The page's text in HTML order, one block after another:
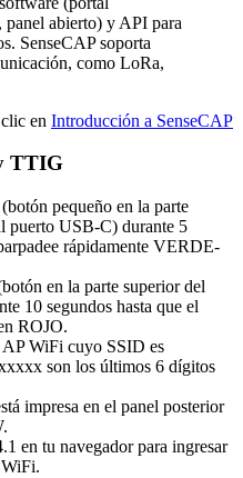
abierto) y API para
SenseCAP soporta
como LoRa,
en Introducción a SenseCAP
TTIG
pequeño en la parte
puerto USB-C) durante 5
rápidamente VERDE-
en la parte superior del
10 segundos hasta que el
ROJO.
WiFi cuyo SSID es
son los últimos 6 dígitos
impresa en el panel posterior
en tu navegador para ingresar